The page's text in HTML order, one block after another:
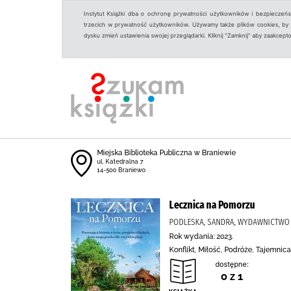
Instytut Książki dba o ochronę prywatności użytkowników i
trzecich w prywatność użytkowników. Używamy także plików cookies,
dysku zmień ustawienia swojej przeglądarki. Kliknij "Zamknij" aby
Miejska Biblioteka Publiczna w Braniewie
ul. Katedralna 7
14-500 Braniewo
Lecznica na Pomorzu
PODLESKA, SANDRA,
Rok wydania: 2023.
Konflikt, Miłość, Podróże,
dostępne:
0 z 1